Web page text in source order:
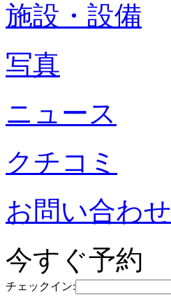
施設・設備
写真
ニュース
クチコミ
お問い合わせ
今すぐ予約
チェックイン: